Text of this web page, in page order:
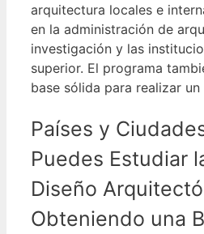
arquitectura locales e
en la administración de
investigación y las
superior. El programa
base sólida para realizar
Países y
Puedes Estudiar
Diseño
Obteniendo una